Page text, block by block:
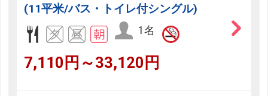
(11平米/バス・トイレ付シングル)
1名
7,110円～33,120円